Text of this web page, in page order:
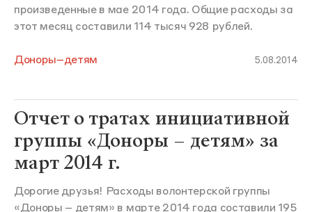
произведенные в мае 2014 года. Общие расходы за
этот месяц составили 114 тысяч 928 рублей.
Доноры–детям 5.08.2014
Отчет о тратах инициативной
группы «Доноры – детям» за
март 2014 г.
Дорогие друзья! Расходы волонтерской группы
«Доноры – детям» в марте 2014 года составили 195